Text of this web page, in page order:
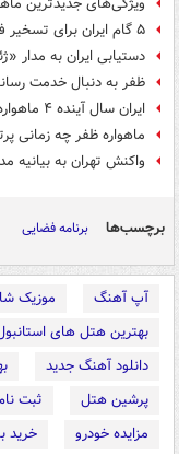
ویژگی‌های جدیدترین
۵ گام ایران برای تسخیر فناوری فضایی
دستیابی ایران به مدار
ظفر به دنبال خدمت
ایران سال آینده ۴ ماهواره به فضا پرتاب می‌کند
ماهواره ظفر چه زمانی
واکنش تهران به بیانیه
برچسب‌ها برنامه فضایی
آپ آهنگ موزیک
بهترین هتل های
دانلود آهنگ جدید
پرشین هتل
ثبت
مزایده خودرو
خرید